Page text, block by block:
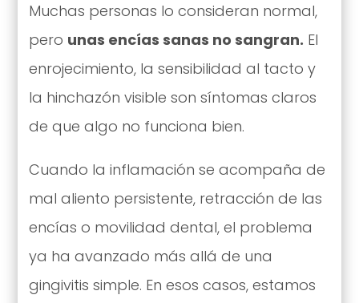
Muchas personas lo consideran normal,
pero unas encías sanas no sangran. El
enrojecimiento, la sensibilidad al tacto y
la hinchazón visible son síntomas claros
de que algo no funciona bien.
Cuando la inflamación se acompaña de
mal aliento persistente, retracción de las
encías o movilidad dental, el problema
ya ha avanzado más allá de una
gingivitis simple. En esos casos, estamos